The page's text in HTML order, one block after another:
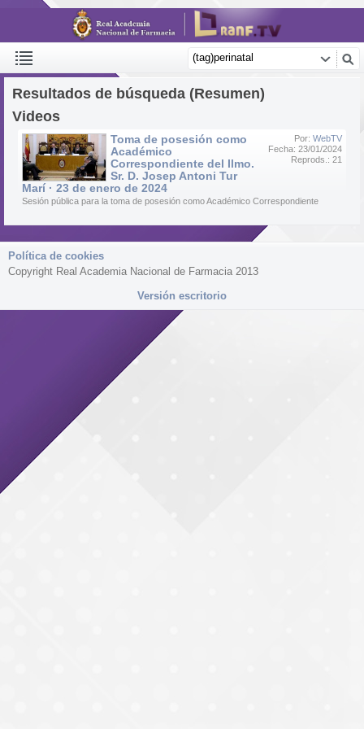
Resultados de búsqueda (Resumen)
Videos
Por: WebTV
Fecha: 23/01/2024
Reprods.: 21
Toma de posesión como
Académico
Correspondiente del Ilmo.
Sr. D. Josep Antoni Tur
Marí · 23 de enero de 2024
Sesión pública para la toma de posesión como Académico Correspondiente
Política de cookies
Copyright Real Academia Nacional de Farmacia 2013
Versión escritorio